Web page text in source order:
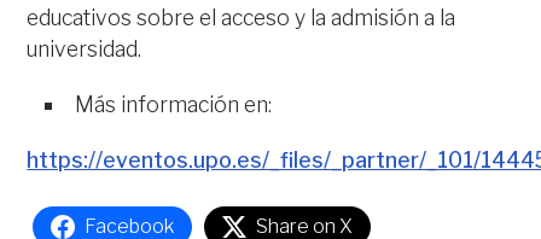
educativos sobre el acceso y la admisión a la
universidad.
Más información en:
https://eventos.upo.es/_files/_partner/_101/
Facebook Share on X